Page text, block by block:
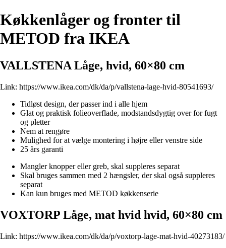
Køkkenlåger og fronter til
METOD fra IKEA
VALLSTENA Låge, hvid, 60×80 cm
Link: https://www.ikea.com/dk/da/p/vallstena-lage-hvid-80541693/
Tidløst design, der passer ind i alle hjem
Glat og praktisk folieoverflade, modstandsdygtig over for fugt
og pletter
Nem at rengøre
Mulighed for at vælge montering i højre eller venstre side
25 års garanti
Mangler knopper eller greb, skal suppleres separat
Skal bruges sammen med 2 hængsler, der skal også suppleres
separat
Kan kun bruges med METOD køkkenserie
VOXTORP Låge, mat hvid hvid, 60×80 cm
Link: https://www.ikea.com/dk/da/p/voxtorp-lage-mat-hvid-40273183/